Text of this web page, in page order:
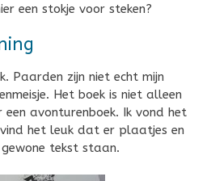
een stokje voor steken?
Paarden zijn niet echt mijn
Het boek is niet alleen
avonturenboek. Ik vond het
het leuk dat er plaatjes en
tekst staan.